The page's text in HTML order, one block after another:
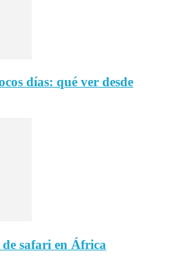
días: qué ver desde
safari en África